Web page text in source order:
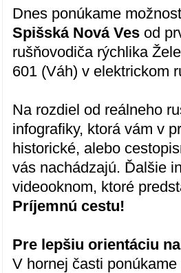
Dnes ponúkame
Spišská Nová Ves od
rušňovodiča rýchlika
601 (Váh) v elektrickom
Na rozdiel od reálneho
infografiky, ktorá vám v
historické, alebo
vás nachádzajú. Ďalšie
videooknom, ktoré
Príjemnú cestu!
Pre lepšiu orientáciu
V hornej časti